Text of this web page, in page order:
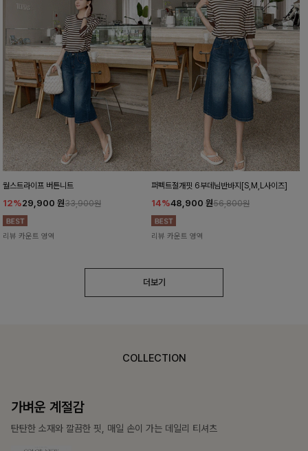
월스트라이프 버튼니트
12%29,900 원33,900원
리뷰 카운트 영역
퍼펙트절개핏 6부데님반바지[S,M,L사이즈]
14%48,900 원56,800원
리뷰 카운트 영역
더보기
COLLECTION
가장 쉬운 코디
특별한 날부터 일상까지 함께하는 룩